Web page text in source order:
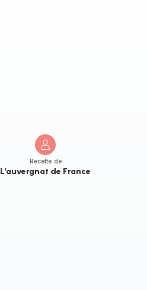
Recette de
L'auvergnat de France